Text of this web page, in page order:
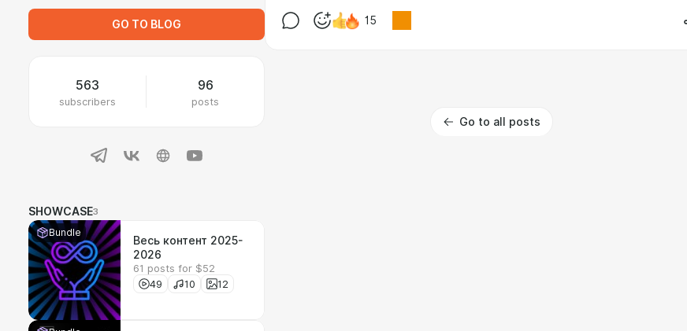
GO TO BLOG
563
subscribers
96
posts
SHOWCASE3
Bundle
Весь контент 2025-
2026
61 posts for $52
49
10 12
15
Go to all posts